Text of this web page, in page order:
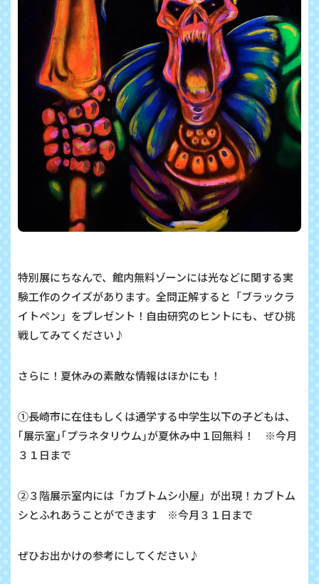
特別展にちなんで、館内無料ゾーンには光などに関する実
験工作のクイズがあります。全問正解すると「ブラックラ
イトペン」をプレゼント！自由研究のヒントにも、ぜひ挑
戦してみてください♪
さらに！夏休みの素敵な情報はほかにも！
①長崎市に在住もしくは通学する中学生以下の子どもは、
｢展示室｣｢プラネタリウム｣が夏休み中１回無料！ ※今月
３１日まで
②３階展示室内には「カブトムシ小屋」が出現！カブトム
シとふれあうことができます ※今月３１日まで
ぜひお出かけの参考にしてください♪